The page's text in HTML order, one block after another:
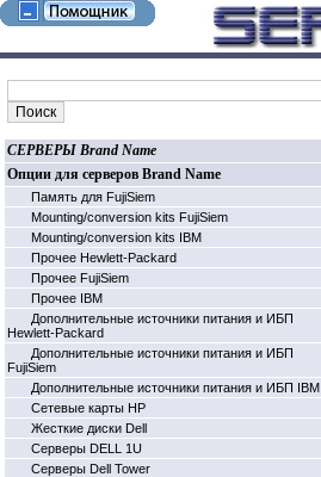
СЕРВЕРЫ Brand Name
Опции для серверов Brand Name
Память для FujiSiem
Mounting/conversion kits FujiSiem
Mounting/conversion kits IBM
Прочее Hewlett-Packard
Прочее FujiSiem
Прочее IBM
Дополнительные источники питания и ИБП
Hewlett-Packard
Дополнительные источники питания и ИБП
FujiSiem
Дополнительные источники питания и ИБП IBM
Cетевые карты HP
Жесткие диски Dell
Серверы DELL 1U
Серверы Dell Tower